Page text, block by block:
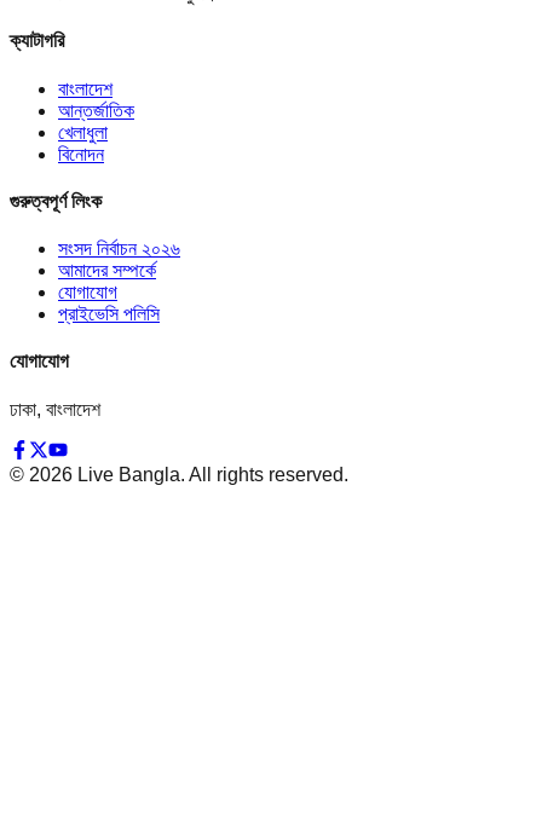
ক্যাটাগরি
বাংলাদেশ
আন্তর্জাতিক
খেলাধুলা
বিনোদন
গুরুত্বপূর্ণ লিংক
সংসদ নির্বাচন ২০২৬
আমাদের সম্পর্কে
যোগাযোগ
প্রাইভেসি পলিসি
যোগাযোগ
ঢাকা, বাংলাদেশ
© 2026 Live Bangla. All rights reserved.